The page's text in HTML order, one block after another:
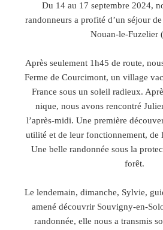
Du 14 au 17 septembre 2024,
randonneurs a profité d’un séjour
Nouan-le-Fuzelier
Après seulement 1h45 de route,
Ferme de Courcimont, un village
France sous un soleil radieux.
nique, nous avons rencontré
l’après-midi. Une première
utilité et de leur fonctionnement, de
Une belle randonnée sous la
forêt.
Le lendemain, dimanche, Sylvie,
amené découvrir Souvigny-en-
randonnée, elle nous a transmis